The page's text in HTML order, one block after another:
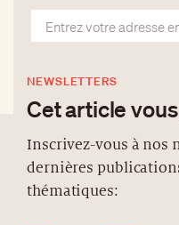
NEWSLETTERS
Cet article
Inscrivez-vous à nos
dernières
thématiques:
À PROPOS